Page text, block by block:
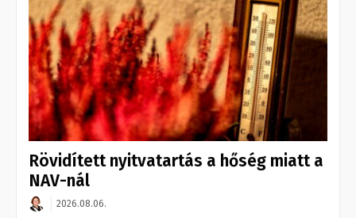
Rövidített nyitvatartás a hőség miatt a
NAV-nál
2026.08.06.